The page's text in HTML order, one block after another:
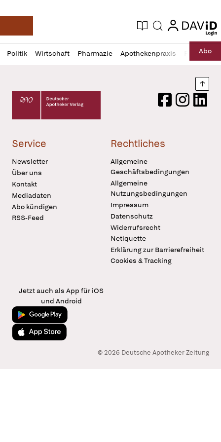
Deutsche Apotheker Zeitung
Aktuelle Ausgabe
Suche login
login
Politik Wirtschaft Pharmazie Apothekenpraxis RechtAbo
Profil
öffnen
Daz
Pur
Deutscher Apotheker Verlag Logo
FacebookInstagram
Service
Newsletter
Über uns
Kontakt
Mediadaten
Abo kündigen
RSS-Feed
Rechtliches
Allgemeine
Geschäftsbedingungen
Allgemeine
Nutzungsbedingungen
Impressum
Datenschutz
Widerrufsrecht
Netiquette
Erklärung zur Barrierefreiheit
Cookies & Tracking
Jetzt auch als App für iOS
und Android
Jetzt bei Google Play
Laden im App Store
© 2026 Deutsche Apotheker Zeitung